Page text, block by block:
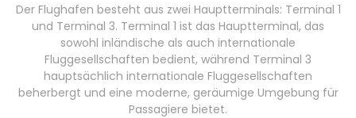
Der Flughafen besteht aus zwei Hauptterminals: Terminal 1
und Terminal 3. Terminal 1 ist das Hauptterminal, das
sowohl inländische als auch internationale
Fluggesellschaften bedient, während Terminal 3
hauptsächlich internationale Fluggesellschaften
beherbergt und eine moderne, geräumige Umgebung für
Passagiere bietet.